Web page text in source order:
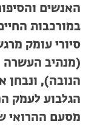
האנשים
במורכבות
סיורי עומק
(מנתיב העשרה
הנובה), ונבחן
הגלבוע לעמק
מסעם ההרואי